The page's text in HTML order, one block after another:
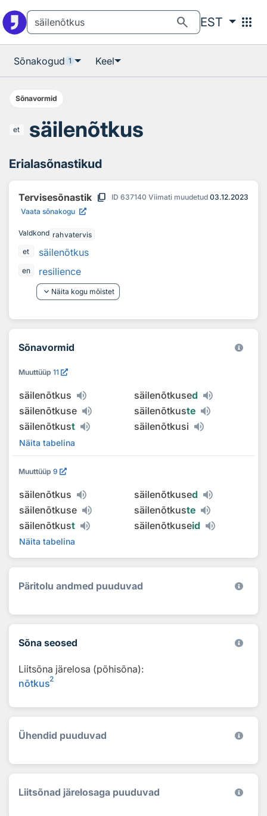
search EST apps
Sõnakogud 1 Keel
Sõnavormid
et säilenõtkus
Erialasõnastikud
Tervisesõnastik content_copy ID 637140 Viimati muudetud 03.12.2023
Vaata sõnakogu
Valdkond rahvatervis
et
säilenõtkus
en
resilience
keyboard_arrow_down Näita kogu mõistet
Sõnavormid
Muuttüüp 11
säilenõtkus säilenõtkused
säilenõtkuse
säilenõtkuste
säilenõtkust säilenõtkusi
Näita tabelina
Muuttüüp 9
säilenõtkus säilenõtkused
säilenõtkuse
säilenõtkuste
säilenõtkust säilenõtkuseid
Näita tabelina
Päritolu andmed puuduvad
Sõna seosed
Liitsõna järelosa (põhisõna):
nõtkus2
Ühendid puuduvad
Liitsõnad järelosaga puuduvad